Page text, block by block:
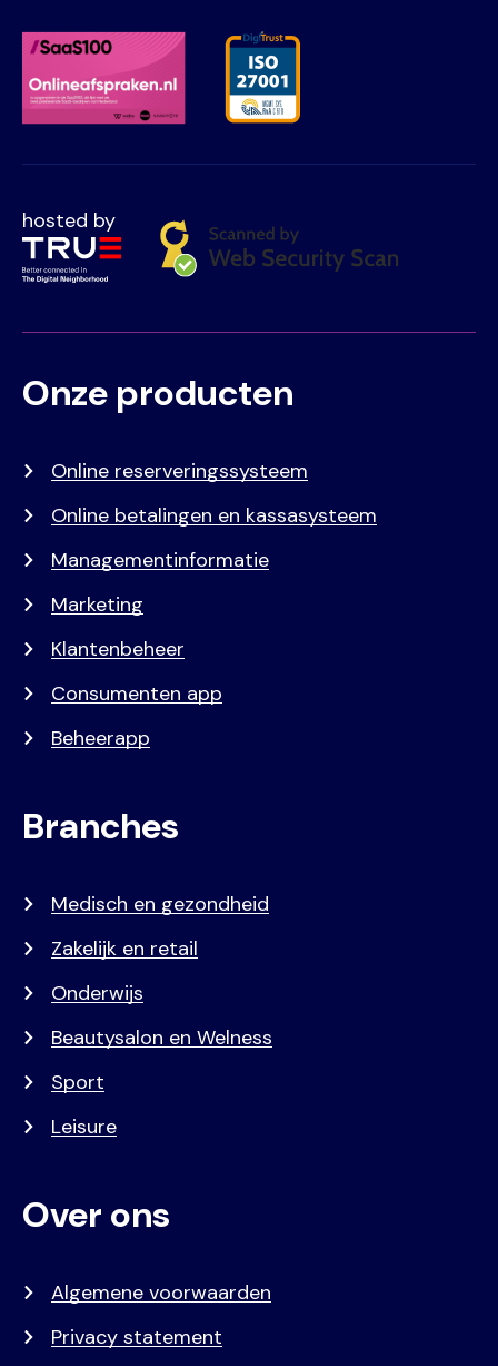
hosted by
Voet
Primair
Onze producten
Online reserveringssysteem
Online betalingen en kassasysteem
Managementinformatie
Marketing
Klantenbeheer
Consumenten app
Beheerapp
Branches
Medisch en gezondheid
Zakelijk en retail
Onderwijs
Beautysalon en Welness
Sport
Leisure
Over ons
Algemene voorwaarden
Privacy statement